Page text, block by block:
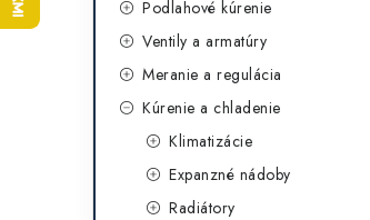
Podlahové kúrenie
Ventily a armatúry
Meranie a regulácia
Kúrenie a chladenie
Klimatizácie
Expanzné nádoby
Radiátory